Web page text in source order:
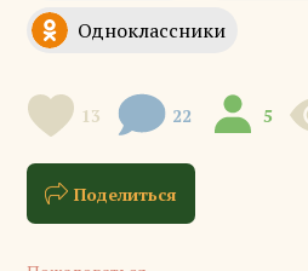
13 22 5
Поделиться